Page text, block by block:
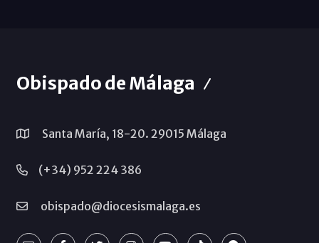
Obispado de Málaga
Santa María, 18-20. 29015 Málaga
(+34) 952 224 386
obispado@diocesismalaga.es